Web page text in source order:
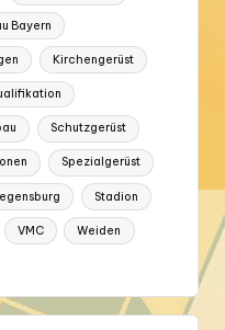
Bayern
Kirchengerüst
Schutzgerüst
Spezialgerüst
Stadion
VMC Weiden